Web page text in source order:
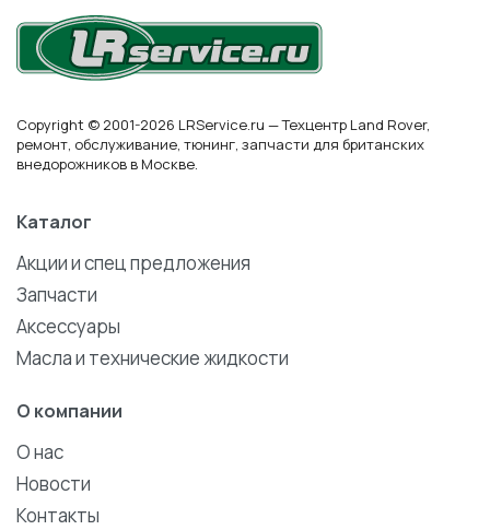
Copyright © 2001-2026 LRService.ru — Техцентр Land Rover,
ремонт, обслуживание, тюнинг, запчасти для британских
внедорожников в Москве.
Каталог
Акции и спец предложения
Запчасти
Аксессуары
Масла и технические жидкости
О компании
О нас
Новости
Контакты